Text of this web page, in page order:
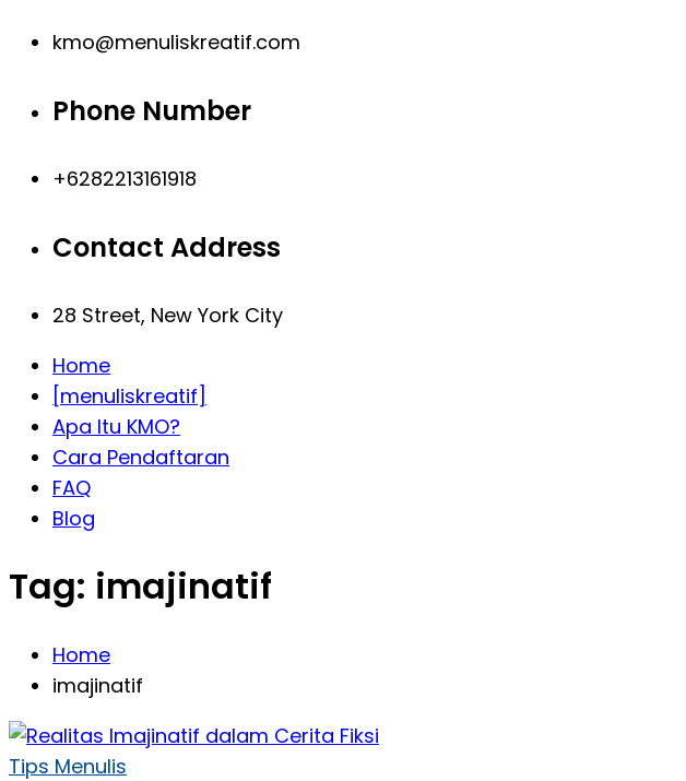
kmo@menuliskreatif.com
Phone Number
+6282213161918
Contact Address
28 Street, New York City
Home
[menuliskreatif]
Apa Itu KMO?
Cara Pendaftaran
FAQ
Blog
Tag: imajinatif
Home
imajinatif
Tips Menulis